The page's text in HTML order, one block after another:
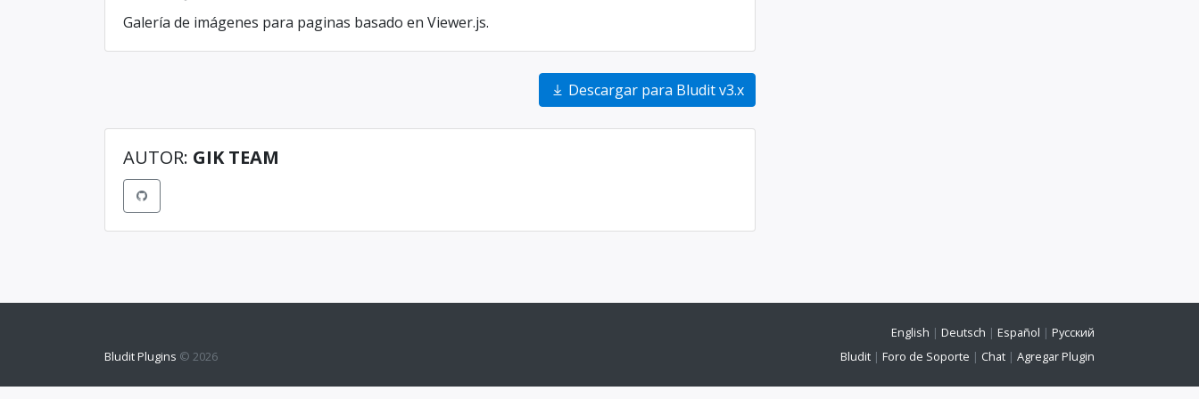
Galería de imágenes para paginas basado en Viewer.js.
Descargar para Bludit v3.x
AUTOR: GIK TEAM
English | Deutsch | Español | Русский
Bludit Plugins © 2026 Bludit | Foro de Soporte | Chat | Agregar Plugin